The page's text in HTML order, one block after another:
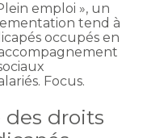
emploi », un
tend à
occupés en
Focus.
des droits